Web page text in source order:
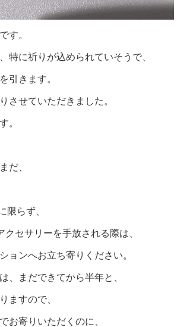
す。
特に祈りが込められていそうで、
引きます。
させていただきました。
。
だ、
限らず、
セサリーを手放される際は、
ョンへお立ち寄りください。
、まだできてから半年と、
ますので、
お寄りいただくのに、